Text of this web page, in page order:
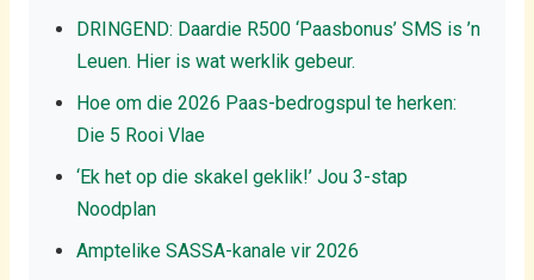
DRINGEND: Daardie R500 ‘Paasbonus’ SMS is ’n
Leuen. Hier is wat werklik gebeur.
Hoe om die 2026 Paas-bedrogspul te herken:
Die 5 Rooi Vlae
‘Ek het op die skakel geklik!’ Jou 3-stap
Noodplan
Amptelike SASSA-kanale vir 2026